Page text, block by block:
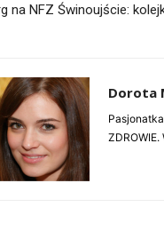
na NFZ Świnoujście:
Dorota